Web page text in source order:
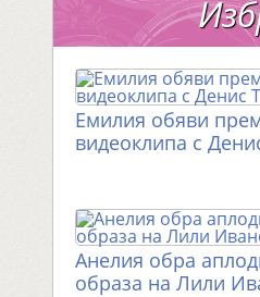
Емилия обяви
видеоклипа с
Анелия обра
образа на Лили